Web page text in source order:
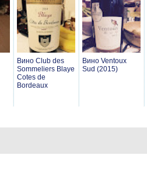
Вино Club des
Sommeliers Blaye
Cotes de
Bordeaux
Вино Ventoux
Sud (2015)